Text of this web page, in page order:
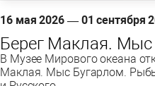
16 мая 2026 — 01 сентября
Берег Маклая.
В Музее Мирового океана
Маклая. Мыс Бугарлом.